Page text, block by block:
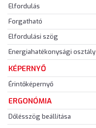
Elfordulás
Forgatható
Elfordulási szög
Energiahatékonysági osztály
KÉPERNYŐ
Érintőképernyő
ERGONÓMIA
Dőlésszög beállítása